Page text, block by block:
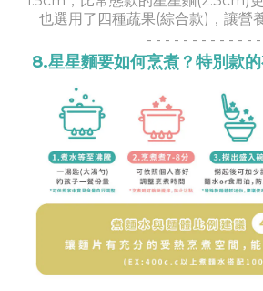
也選用了四種蔬果(綜合款)，讓營
- - - - - - - - - - - - -
8.星星麵要如何烹煮？特別款